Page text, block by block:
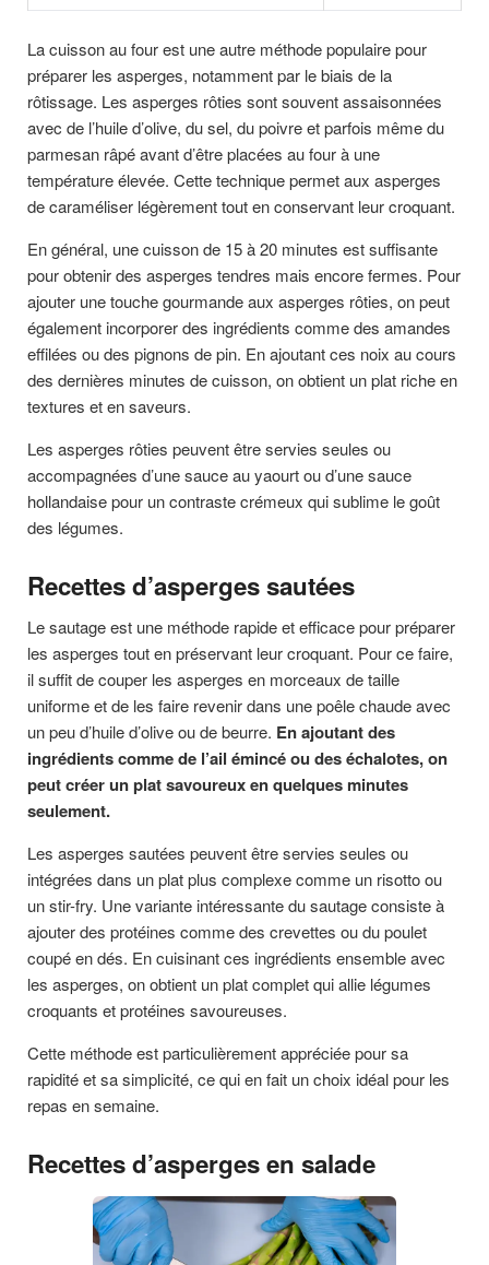
La cuisson au four est une autre méthode populaire pour
préparer les asperges, notamment par le biais de la
rôtissage. Les asperges rôties sont souvent assaisonnées
avec de l’huile d’olive, du sel, du poivre et parfois même du
parmesan râpé avant d’être placées au four à une
température élevée. Cette technique permet aux asperges
de caraméliser légèrement tout en conservant leur croquant.
En général, une cuisson de 15 à 20 minutes est suffisante
pour obtenir des asperges tendres mais encore fermes. Pour
ajouter une touche gourmande aux asperges rôties, on peut
également incorporer des ingrédients comme des amandes
effilées ou des pignons de pin. En ajoutant ces noix au cours
des dernières minutes de cuisson, on obtient un plat riche en
textures et en saveurs.
Les asperges rôties peuvent être servies seules ou
accompagnées d’une sauce au yaourt ou d’une sauce
hollandaise pour un contraste crémeux qui sublime le goût
des légumes.
Recettes d’asperges sautées
Le sautage est une méthode rapide et efficace pour préparer
les asperges tout en préservant leur croquant. Pour ce faire,
il suffit de couper les asperges en morceaux de taille
uniforme et de les faire revenir dans une poêle chaude avec
un peu d’huile d’olive ou de beurre. En ajoutant des
ingrédients comme de l’ail émincé ou des échalotes, on
peut créer un plat savoureux en quelques minutes
seulement.
Les asperges sautées peuvent être servies seules ou
intégrées dans un plat plus complexe comme un risotto ou
un stir-fry. Une variante intéressante du sautage consiste à
ajouter des protéines comme des crevettes ou du poulet
coupé en dés. En cuisinant ces ingrédients ensemble avec
les asperges, on obtient un plat complet qui allie légumes
croquants et protéines savoureuses.
Cette méthode est particulièrement appréciée pour sa
rapidité et sa simplicité, ce qui en fait un choix idéal pour les
repas en semaine.
Recettes d’asperges en salade